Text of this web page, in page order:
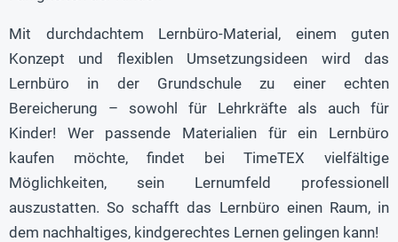
Mit durchdachtem Lernbüro-Material, einem guten
Konzept und flexiblen Umsetzungsideen wird das
Lernbüro in der Grundschule zu einer echten
Bereicherung – sowohl für Lehrkräfte als auch für
Kinder! Wer passende Materialien für ein Lernbüro
kaufen möchte, findet bei TimeTEX vielfältige
Möglichkeiten, sein Lernumfeld professionell
auszustatten. So schafft das Lernbüro einen Raum, in
dem nachhaltiges, kindgerechtes Lernen gelingen kann!